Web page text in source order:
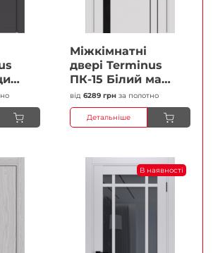
Міжкімнатні
двері Terminus
ПК-15 Білий мат
(Термінус) Чорне
скло Плівка
від 6289 грн за полотно
Детальніше
В наявності